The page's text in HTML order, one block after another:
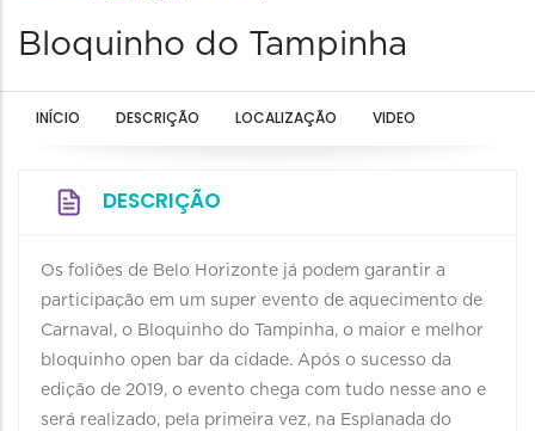
Bloquinho do Tampinha
INÍCIO DESCRIÇÃO LOCALIZAÇÃO VIDEO
DESCRIÇÃO
Os foliões de Belo Horizonte já podem garantir a
participação em um super evento de aquecimento de
Carnaval, o Bloquinho do Tampinha, o maior e melhor
bloquinho open bar da cidade. Após o sucesso da
edição de 2019, o evento chega com tudo nesse ano e
será realizado, pela primeira vez, na Esplanada do